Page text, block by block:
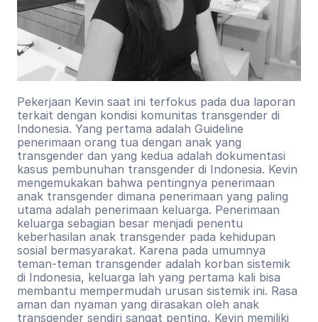
Pekerjaan Kevin saat ini terfokus pada dua laporan
terkait dengan kondisi komunitas transgender di
Indonesia. Yang pertama adalah Guideline
penerimaan orang tua dengan anak yang
transgender dan yang kedua adalah dokumentasi
kasus pembunuhan transgender di Indonesia. Kevin
mengemukakan bahwa pentingnya penerimaan
anak transgender dimana penerimaan yang paling
utama adalah penerimaan keluarga. Penerimaan
keluarga sebagian besar menjadi penentu
keberhasilan anak transgender pada kehidupan
sosial bermasyarakat. Karena pada umumnya
teman-teman transgender adalah korban sistemik
di Indonesia, keluarga lah yang pertama kali bisa
membantu mempermudah urusan sistemik ini. Rasa
aman dan nyaman yang dirasakan oleh anak
transgender sendiri sangat penting, Kevin memiliki